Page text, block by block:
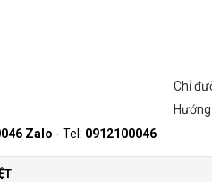
Chỉ
Zalo - Tel: 0912100046